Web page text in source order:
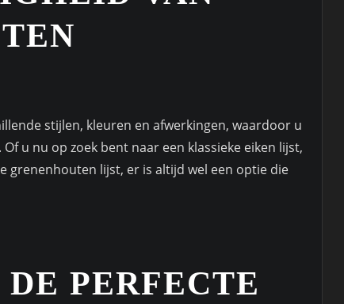
stijlen, kleuren en afwerkingen, waardoor u
u nu op zoek bent naar een klassieke eiken lijst,
grenenhouten lijst, er is altijd wel een optie die
PERFECTE